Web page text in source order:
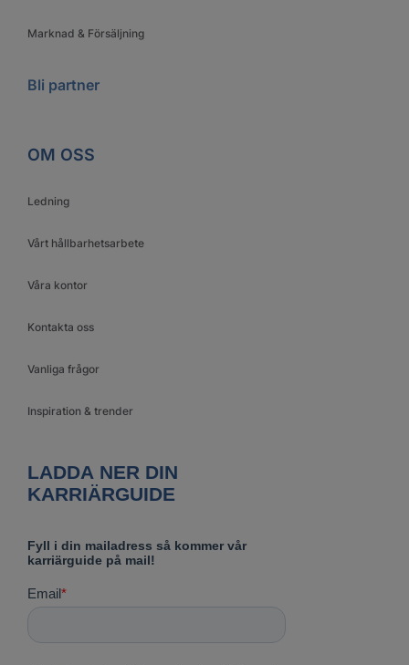
Marknad & Försäljning
Bli partner
OM OSS
Ledning
Vårt hållbarhetsarbete
Våra kontor
Kontakta oss
Vanliga frågor
Inspiration & trender